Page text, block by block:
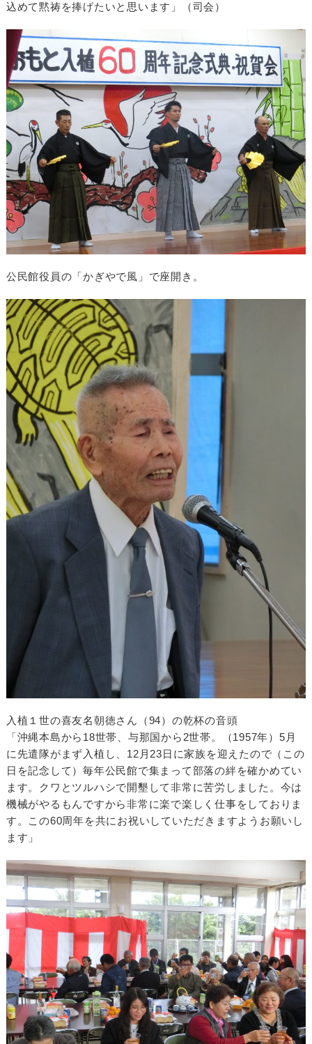
込めて黙祷を捧げたいと思います」（司会）
公民館役員の「かぎやで風」で座開き。
入植１世の喜友名朝徳さん（94）の乾杯の音頭
「沖縄本島から18世帯、与那国から2世帯。（1957年）5月
に先遣隊がまず入植し、12月23日に家族を迎えたので（この
日を記念して）毎年公民館で集まって部落の絆を確かめてい
ます。クワとツルハシで開墾して非常に苦労しました。今は
機械がやるもんですから非常に楽で楽しく仕事をしておりま
す。この60周年を共にお祝いしていただきますようお願いし
ます」